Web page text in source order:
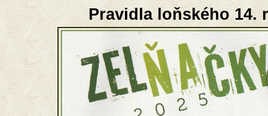
Pravidla loňského 14.